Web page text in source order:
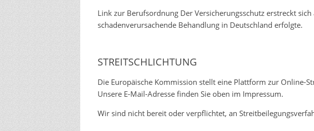
Link zur Berufsordnung Der Versicherungsschutz erstreckt
schadenverursachende Behandlung in Deutschland erfolgte.
STREITSCHLICHTUNG
Die Europäische Kommission stellt eine Plattform zur Online-
Unsere E-Mail-Adresse finden Sie oben im Impressum.
Wir sind nicht bereit oder verpflichtet, an